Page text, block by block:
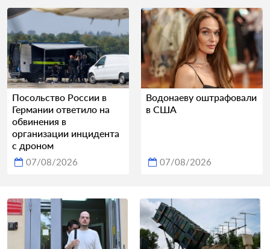
Посольство России в
Германии ответило на
обвинения в
организации инцидента
с дроном
07/08/2026
Водонаеву оштрафовали
в США
07/08/2026